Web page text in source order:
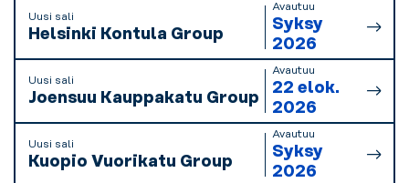
Uusi sali
Helsinki Kontula Group
Avautuu
Syksy
2026
Uusi sali
Joensuu Kauppakatu Group
Avautuu
22 elok.
2026
Uusi sali
Kuopio Vuorikatu Group
Avautuu
Syksy
2026